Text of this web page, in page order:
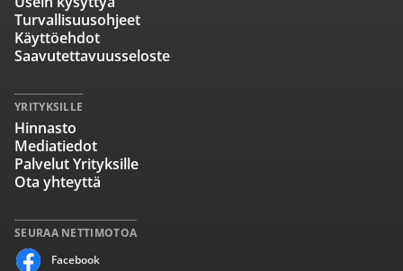
SEURAA NETTIMOTOA
Facebook
Turvallisuusohjeet
Käyttöehdot
Saavutettavuusseloste
YRITYKSILLE
Hinnasto
Mediatiedot
Palvelut Yrityksille
Ota yhteyttä